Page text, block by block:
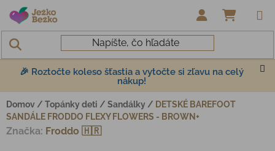
Prejsť na obsah
🎉 Roztočte koleso šťastia a vytočte si zľavu na celý
nákup!
Domov / Topánky deti / Sandálky / DETSKÉ BAREFOOT
SANDÁLE FRODDO FLEXY FLOWERS - BROWN+
Značka: Froddo 🇭🇷